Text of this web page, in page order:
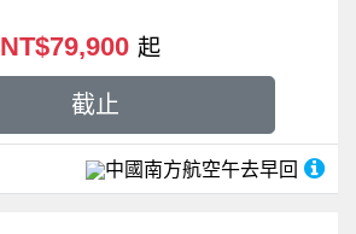
中國南方航空午去早回
NT$79,900 起
截止